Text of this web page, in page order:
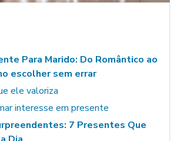
Para Marido: Do Romântico ao
escolher sem errar
ele valoriza
interesse em presente
7 Presentes Que